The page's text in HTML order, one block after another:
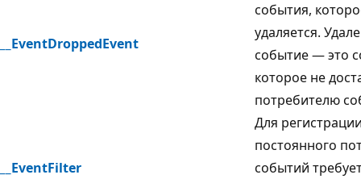
__EventDroppedEvent
события,
удаляется.
событие — это
которое не
потребителю
__EventFilter
Для
постоянного
событий